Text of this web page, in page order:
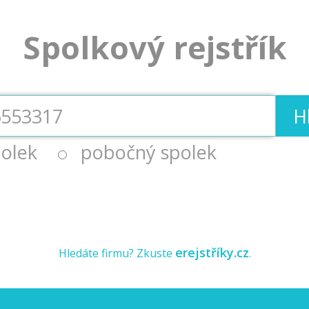
Spolkový rejstřík
pobočný spolek
Hledáte firmu? Zkuste erejstříky.cz.